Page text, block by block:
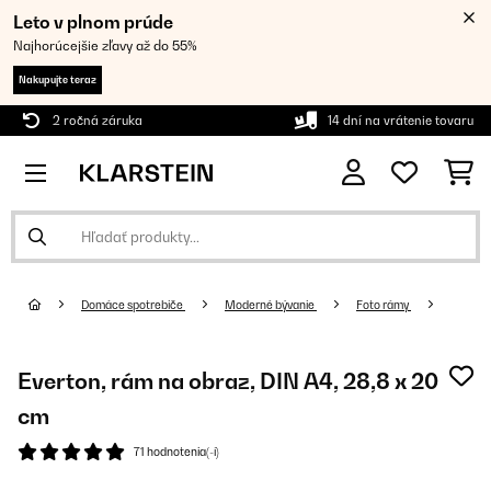
Leto v plnom prúde
Najhorúcejšie zľavy až do 55%
Nakupujte teraz
2 ročná záruka 14 dní na vrátenie tovaru
Domáce spotrebiče Moderné bývanie Foto rámy
Everton, rám na obraz, DIN A4, 28,8 x 20
cm
71 hodnotenia(-í)